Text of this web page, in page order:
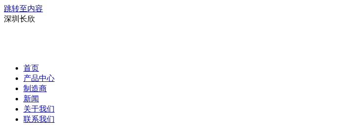
跳转至内容
深圳长欣
首页
产品中心
制造商
新闻
关于我们
联系我们